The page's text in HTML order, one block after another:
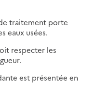
traitement porte
eaux usées.
respecter les
est présentée en